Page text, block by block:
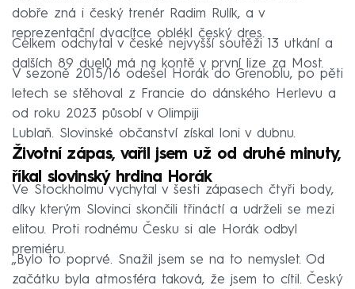
dobře zná i český trenér Radim Rulík, a v
reprezentační dvacítce oblékl český dres.
Celkem odchytal v české nejvyšší soutěži 13 utkání a
dalších 89 duelů má na kontě v první lize za Most.
V sezoně 2015/16 odešel Horák do Grenoblu, po pěti
letech se stěhoval z Francie do dánského Herlevu a
od roku 2023 působí v Olimpiji
Lublaň. Slovinské občanství získal loni v dubnu.
Životní zápas, vařil jsem už od druhé minuty,
říkal slovinský hrdina Horák
Ve Stockholmu vychytal v šesti zápasech čtyři body,
díky kterým Slovinci skončili třináctí a udrželi se mezi
elitou. Proti rodnému Česku si ale Horák odbyl
premiéru.
„Bylo to poprvé. Snažil jsem se na to nemyslet. Od
začátku byla atmosféra taková, že jsem to cítil. Český